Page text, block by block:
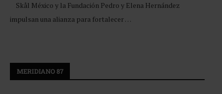
Skål México y la Fundación Pedro y Elena Hernández
impulsan una alianza para fortalecer …
MERIDIANO 87